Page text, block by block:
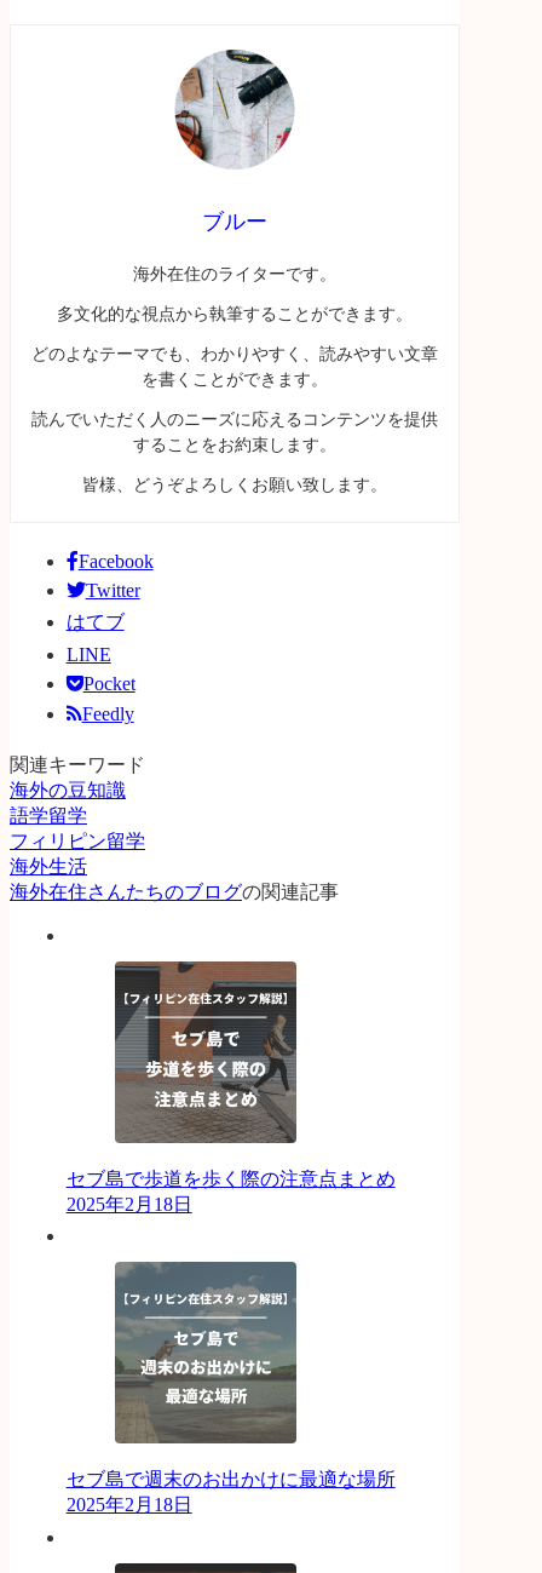
ブルー
海外在住のライターです。
多文化的な視点から執筆することができます。
どのよなテーマでも、わかりやすく、読みやすい文章
を書くことができます。
読んでいただく人のニーズに応えるコンテンツを提供
することをお約束します。
皆様、どうぞよろしくお願い致します。
Facebook
Twitter
はてブ
LINE
Pocket
Feedly
関連キーワード
海外の豆知識
語学留学
フィリピン留学
海外生活
海外在住さんたちのブログの関連記事
セブ島で歩道を歩く際の注意点まとめ
2025年2月18日
セブ島で週末のお出かけに最適な場所
2025年2月18日